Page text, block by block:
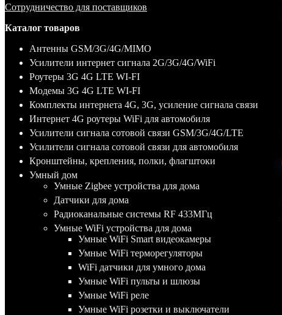
Сотрудничество для поставщиков
Каталог товаров
Антенны GSM/3G/4G/MIMO
Усилители интернет сигнала 2G/3G/4G/WiFi
Роутеры 3G 4G LTE WI-FI
Модемы 3G 4G LTE WI-FI
Комплекты интернета 4G, 3G, усиление сигнала связи
Интернет 4G роутеры WiFi для автомобиля
Усилители сигнала сотовой связи GSM/3G/4G/LTE
Усилители сигнала сотовой связи для автомобиля
Кронштейны, крепления, полки, флагштоки
Умный дом
Умные Zigbee устройства для дома
Датчики для дома
Радиоканальные системы RF 433МГц
Умные WiFi устройства для дома
Умные WiFi Smart видеокамеры
Умные WiFi терморегуляторы
WiFi датчики для умного дома
Умные WiFi пульты и шлюзы
Умные WiFi реле
Умные WiFi розетки и выключатели